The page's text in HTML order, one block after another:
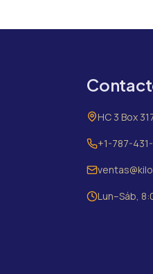
HC 3 Box
+1-787-
Lun–Sáb,